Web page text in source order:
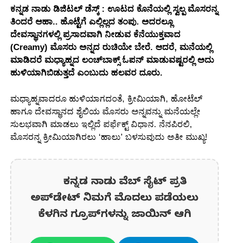
ಕನ್ನಡ ನಾಡು ಡಿಜಿಟಲ್‌ ಡೆಸ್ಕ್ : ಊಟದ ಕೊನೆಯಲ್ಲಿ ಸ್ವಲ್ಪ ಮೊಸರನ್ನ
ತಿಂದರೆ ಆಹಾ.. ಹೊಟ್ಟೆಗೆ ಎಲ್ಲಿಲ್ಲದ ತಂಪು. ಅದರಲ್ಲೂ
ದೇವಸ್ಥಾನಗಳಲ್ಲಿ ಪ್ರಸಾದವಾಗಿ ನೀಡುವ ಕೆನೆಯುಕ್ತವಾದ
(Creamy) ಮೊಸರು ಅನ್ನದ ರುಚಿಯೇ ಬೇರೆ. ಆದರೆ, ಮನೆಯಲ್ಲಿ
ಮಾಡಿದರೆ ಮಧ್ಯಾಹ್ನದ ಲಂಚ್‌ಬಾಕ್ಸ್ ಓಪನ್ ಮಾಡುವಷ್ಟರಲ್ಲಿ ಅದು
ಹುಳಿಯಾಗಿಬಿಡುತ್ತದೆ ಎಂಬುದು ಹಲವರ ದೂರು.
ಮಧ್ಯಾಹ್ನವಾದರೂ ಹುಳಿಯಾಗದಂತೆ, ಕ್ರೀಮಿಯಾಗಿ, ಹೋಟೆಲ್
ಹಾಗೂ ದೇವಸ್ಥಾನದ ಶೈಲಿಯ ಮೊಸರು ಅನ್ನವನ್ನು ಮನೆಯಲ್ಲೇ
ಸುಲಭವಾಗಿ ಮಾಡಲು ಇಲ್ಲಿದೆ ಪರ್ಫೆಕ್ಟ್ ವಿಧಾನ. ನೆನಪಿರಲಿ,
ಮೊಸರನ್ನ ಕ್ರೀಮಿಯಾಗಿರಲು ‘ಹಾಲು’ ಬಳಸುವುದು ಅತೀ ಮುಖ್ಯ!
ಕನ್ನಡ ನಾಡು ವೆಬ್ ಸೈಟ್ ಪ್ರತಿ
ಅಪ್‌ಡೇಟ್‌ ನಿಮಗೆ ಮೊದಲು ಪಡೆಯಲು
ಕೆಳಗಿನ ಗ್ರೂಪ್‌ಗಳನ್ನು ಜಾಯಿನ್ ಆಗಿ